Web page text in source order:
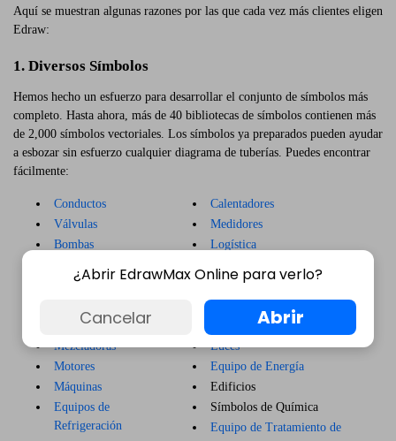
Aquí se muestran algunas razones por las que cada vez más clientes eligen
Edraw:
1. Diversos Símbolos
Hemos hecho un esfuerzo para desarrollar el conjunto de símbolos más
completo. Hasta ahora, más de 40 bibliotecas de símbolos contienen más
de 2,000 símbolos vectoriales. Los símbolos ya preparados pueden ayudar
a esbozar sin esfuerzo cualquier diagrama de tuberías. Puedes encontrar
fácilmente:
Conductos
Válvulas
Bombas
Calefactores
Símbolos de HVAC
Mezcladoras
Motores
Máquinas
Equipos de
Refrigeración
Calentadores
Medidores
Logística
Instalaciones de Planta
Botones de Presión
Luces
Equipo de Energía
Edificios
Símbolos de Química
Equipo de Tratamiento de
¿Abrir EdrawMax Online para verlo?
Cancelar Abrir